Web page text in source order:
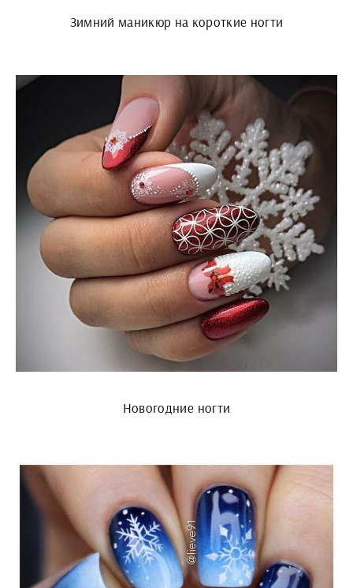
Зимний маникюр на короткие ногти
Новогодние ногти